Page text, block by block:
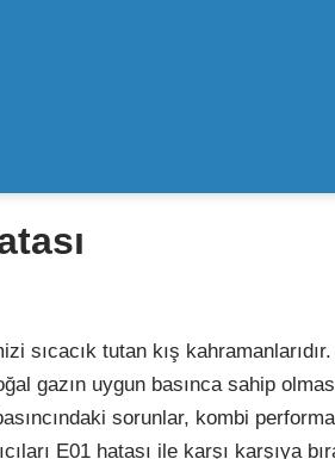
sıcacık tutan kış
gazın uygun basınca sahip
sorunlar, kombi
E01 hatası ile karşı karşıya